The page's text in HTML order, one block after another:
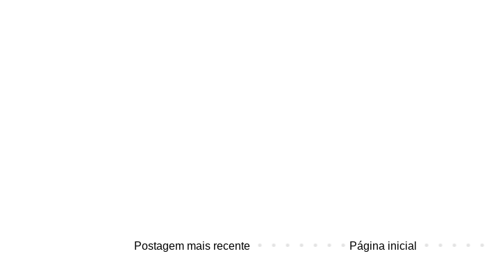
Postagem mais recente Página inicial